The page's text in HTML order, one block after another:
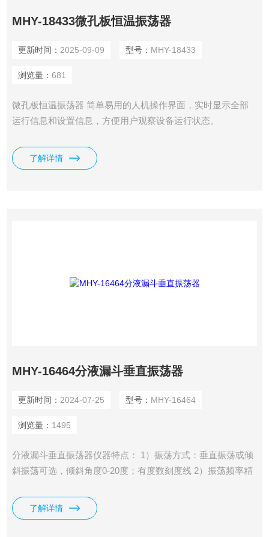
MHY-18433微孔板恒温振荡器
更新时间： 2025-09-09 型号： MHY-18433
浏览量： 681
微孔板恒温振荡器 简单易用的人机操作界面，实时显示全部
运行信息和设置信息，方便用户观察设备运行状态。
了解详情
MHY-16464分液漏斗垂直振荡器
更新时间： 2024-07-25 型号： MHY-16464
浏览量： 1495
分液漏斗垂直振荡器仪器特点： 1）振荡方式：垂直振荡或倾
斜振荡可选，倾斜角度0-20度；有度数刻度线 2）振荡频率精
0-350rpm 4）定时器时间：0-99小时
了解详情